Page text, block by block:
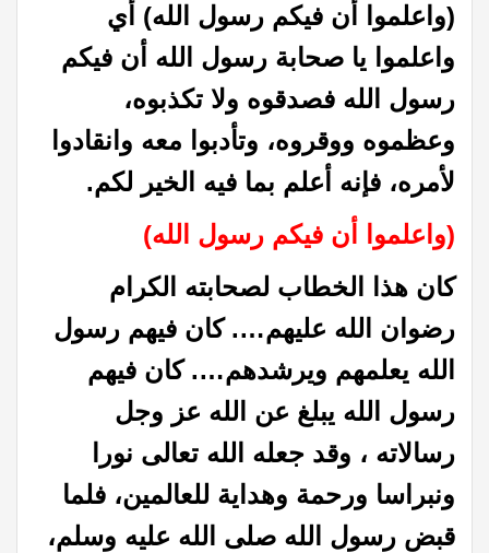
(واعلموا أن فيكم رسول الله) أي
واعلموا يا صحابة رسول الله أن فيكم
رسول الله فصدقوه ولا تكذبوه،
وعظموه ووقروه، وتأدبوا معه وانقادوا
لأمره، فإنه أعلم بما فيه الخير لكم.
(واعلموا أن فيكم رسول الله)
كان هذا الخطاب لصحابته الكرام
رضوان الله عليهم…. كان فيهم رسول
الله يعلمهم ويرشدهم…. كان فيهم
رسول الله يبلغ عن الله عز وجل
رسالاته ، وقد جعله الله تعالى نورا
ونبراسا ورحمة وهداية للعالمين، فلما
قبض رسول الله صلى الله عليه وسلم،